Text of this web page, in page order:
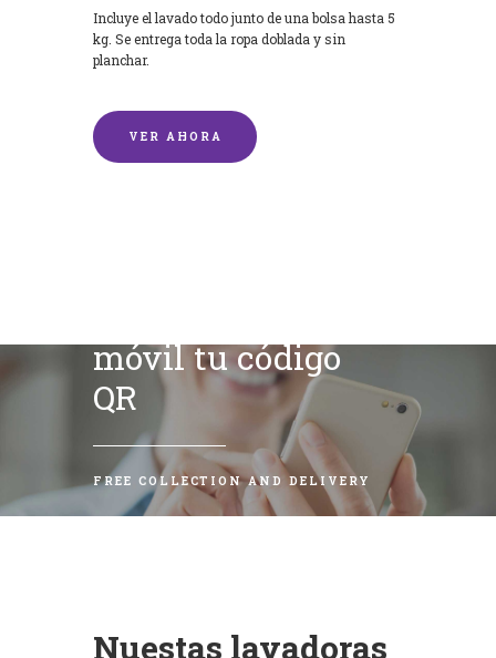
Incluye el lavado todo junto de una bolsa hasta 5
kg. Se entrega toda la ropa doblada y sin
planchar.
VER AHORA
móvil tu código
QR
FREE COLLECTION AND DELIVERY
Nuestas lavadoras